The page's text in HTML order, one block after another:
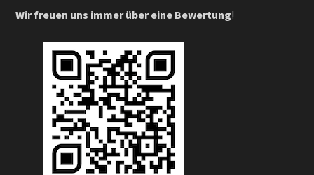
Wir freuen uns immer über eine Bewertung!